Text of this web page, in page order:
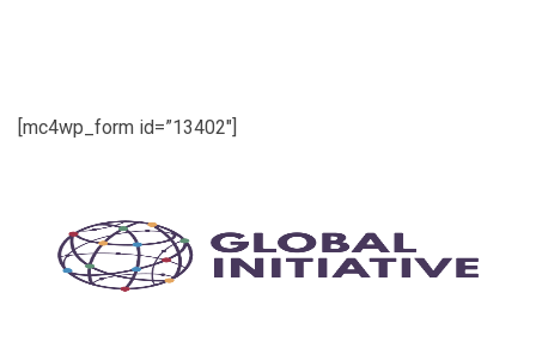
[mc4wp_form id=”13402″]